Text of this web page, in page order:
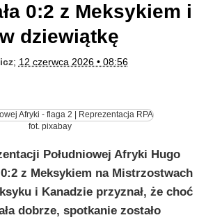
0:2 z Meksykiem i
dziewiątkę
; 12 czerwca 2026 • 08:56
fot. pixabay
Południowej Afryki Hugo
z Meksykiem na Mistrzostwach
i Kanadzie przyznał, że choć
dobrze, spotkanie zostało